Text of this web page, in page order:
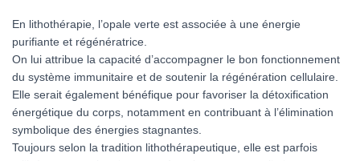
En lithothérapie, l’opale verte est associée à une énergie
purifiante et régénératrice.
On lui attribue la capacité d’accompagner le bon fonctionnement
du système immunitaire et de soutenir la régénération cellulaire.
Elle serait également bénéfique pour favoriser la détoxification
énergétique du corps, notamment en contribuant à l’élimination
symbolique des énergies stagnantes.
Toujours selon la tradition lithothérapeutique, elle est parfois